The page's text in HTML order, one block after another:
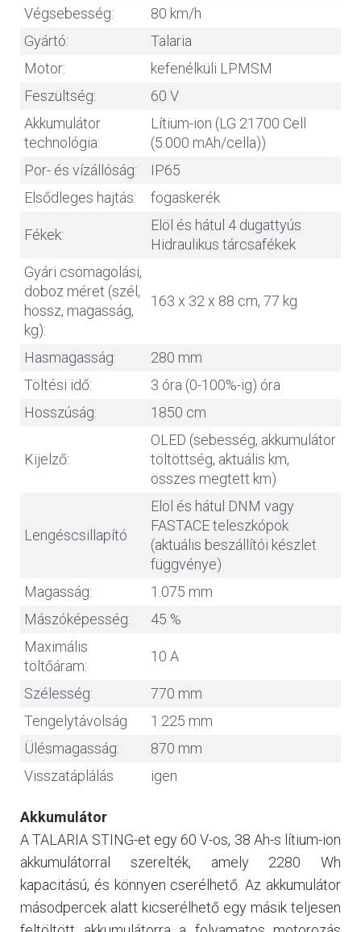
Végsebesség:
80 km/h
Gyártó:
Talaria
Motor:
kefenélküli LPMSM
Feszültség:
60 V
Akkumulátor
technológia:
Lítium-ion (LG 21700 Cell
(5.000 mAh/cella))
Por- és vízállóság:
IP65
Elsődleges hajtás:
fogaskerék
Fékek:
Elöl és hátul 4 dugattyús
Hidraulikus tárcsafékek
Gyári csomagolási,
doboz méret (szél,
hossz, magasság,
kg):
163 x 32 x 88 cm, 77 kg
Hasmagasság:
280 mm
Töltési idő:
3 óra (0-100%-ig) óra
Hosszúság:
1850 cm
Kijelző:
OLED (sebesség, akkumulátor
töltöttség, aktuális km,
összes megtett km)
Lengéscsillapító
Elöl és hátul DNM vagy
FASTACE teleszkópok
(aktuális beszállítói készlet
függvénye)
Magasság:
1.075 mm
Mászóképesség:
45 %
Maximális
töltőáram:
10 A
Szélesség:
770 mm
Tengelytávolság
1.225 mm
Ülésmagasság:
870 mm
Visszatáplálás
igen
Akkumulátor
A TALARIA STING-et egy 60 V-os, 38 Ah-s lítium-ion
akkumulátorral szerelték, amely 2280 Wh
kapacitású, és könnyen cserélhető. Az akkumulátor
másodpercek alatt kicserélhető egy másik teljesen